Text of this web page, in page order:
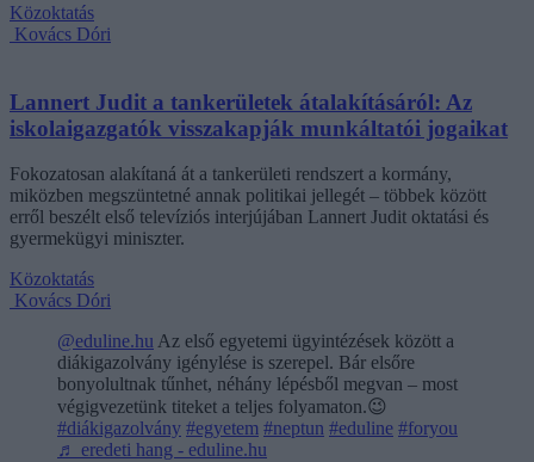
Közoktatás
Kovács Dóri
Lannert Judit a tankerületek átalakításáról: Az
iskolaigazgatók visszakapják munkáltatói jogaikat
Fokozatosan alakítaná át a tankerületi rendszert a kormány,
miközben megszüntetné annak politikai jellegét – többek között
erről beszélt első televíziós interjújában Lannert Judit oktatási és
gyermekügyi miniszter.
Közoktatás
Kovács Dóri
@eduline.hu Az első egyetemi ügyintézések között a
diákigazolvány igénylése is szerepel. Bár elsőre
bonyolultnak tűnhet, néhány lépésből megvan – most
végigvezetünk titeket a teljes folyamaton.😉
#diákigazolvány #egyetem #neptun #eduline #foryou
♬ eredeti hang - eduline.hu